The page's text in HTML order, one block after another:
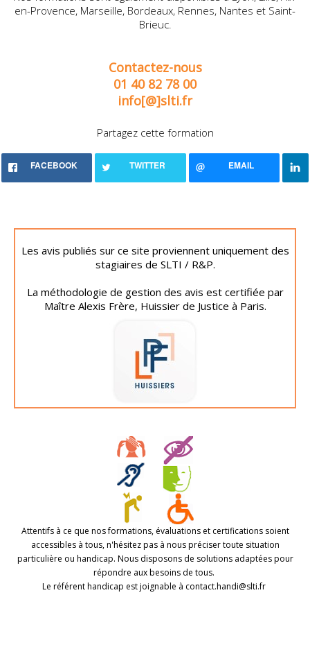
en-Provence, Marseille, Bordeaux, Rennes, Nantes et Saint-
Brieuc.
Contactez-nous
01 40 82 78 00
info[@]slti.fr
Partagez cette formation
FACEBOOK TWITTER EMAIL
Les avis publiés sur ce site proviennent uniquement des
stagiaires de SLTI / R&P.
La méthodologie de gestion des avis est certifiée par
Maître Alexis Frère, Huissier de Justice à Paris.
Attentifs à ce que nos formations, évaluations et certifications soient
accessibles à tous, n'hésitez pas à nous préciser toute situation
particulière ou handicap. Nous disposons de solutions adaptées pour
répondre aux besoins de tous.
Le référent handicap est joignable à contact.handi@slti.fr